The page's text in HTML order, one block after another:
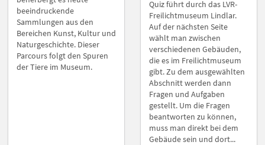
beeindruckende
Sammlungen aus den
Bereichen Kunst, Kultur und
Naturgeschichte. Dieser
Parcours folgt den Spuren
der Tiere im Museum.
Quiz führt durch das LVR-
Freilichtmuseum Lindlar.
Auf der nächsten Seite
wählt man zwischen
verschiedenen Gebäuden,
die es im Freilichtmuseum
gibt. Zu dem ausgewählten
Abschnitt werden dann
Fragen und Aufgaben
gestellt. Um die Fragen
beantworten zu können,
muss man direkt bei dem
Gebäude sein und dort...